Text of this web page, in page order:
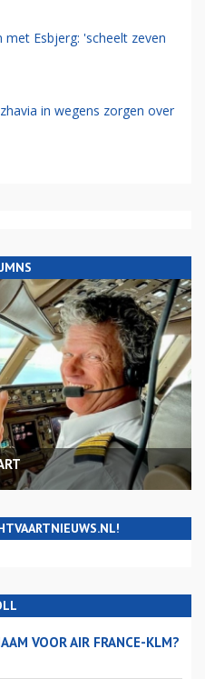
Esbjerg: 'scheelt zeven
in wegens zorgen over
VOOR AIR FRANCE-KLM?